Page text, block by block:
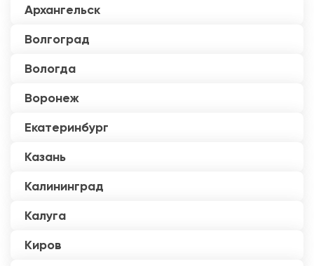
Архангельск
Волгоград
Вологда
Воронеж
Екатеринбург
Казань
Калининград
Калуга
Киров